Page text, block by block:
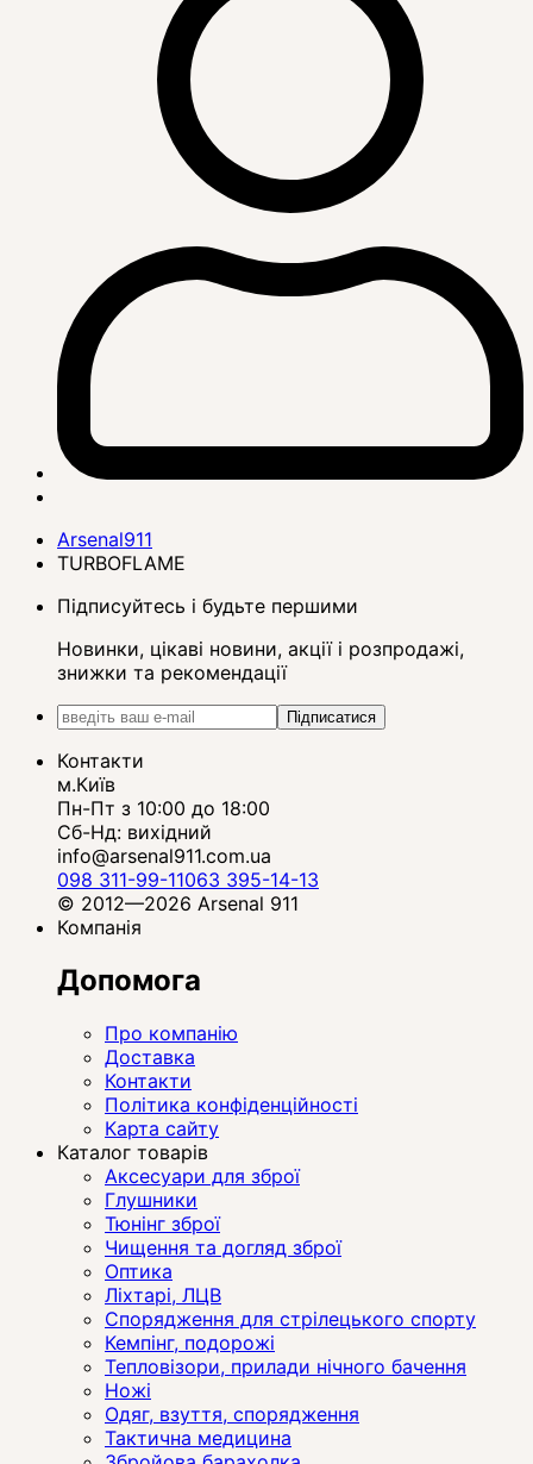
Arsenal911
TURBOFLAME
Підписуйтесь і будьте першими
Новинки, цікаві новини, акції і розпродажі,
знижки та рекомендації
Підписатися
Контакти
м.Київ
Пн-Пт з 10:00 до 18:00
Сб-Нд: вихідний
info@arsenal911.com.ua
098 311-99-11063 395-14-13
© 2012—2026 Arsenal 911
Компанія
Допомога
Про компанію
Доставка
Контакти
Політика конфіденційності
Карта сайту
Каталог товарів
Аксесуари для зброї
Глушники
Тюнінг зброї
Чищення та догляд зброї
Оптика
Ліхтарі, ЛЦВ
Спорядження для стрілецького спорту
Кемпінг, подорожі
Тепловізори, прилади нічного бачення
Ножі
Одяг, взуття, спорядження
Тактична медицина